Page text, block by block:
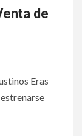
de
Eras